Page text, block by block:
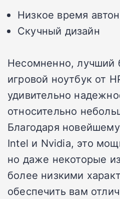
Низкое время
Скучный дизайн
Несомненно,
игровой ноутбук от
удивительно
относительно
Благодаря
Intel и Nvidia, это
но даже некоторые
более низкими
обеспечить вам